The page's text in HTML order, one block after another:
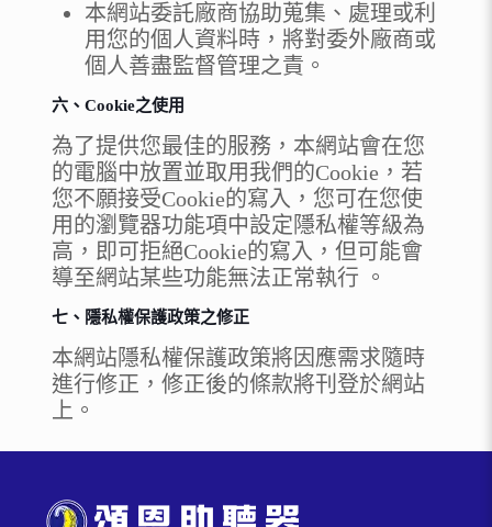
本網站委託廠商協助蒐集、處理或利
用您的個人資料時，將對委外廠商或
個人善盡監督管理之責。
六、Cookie之使用
為了提供您最佳的服務，本網站會在您
的電腦中放置並取用我們的Cookie，若
您不願接受Cookie的寫入，您可在您使
用的瀏覽器功能項中設定隱私權等級為
高，即可拒絕Cookie的寫入，但可能會
導至網站某些功能無法正常執行 。
七、隱私權保護政策之修正
本網站隱私權保護政策將因應需求隨時
進行修正，修正後的條款將刊登於網站
上。